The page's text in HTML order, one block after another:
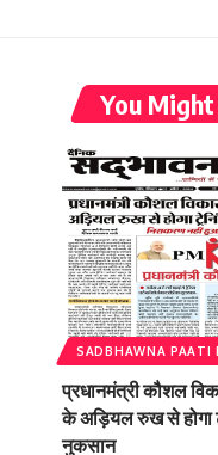
You
SADBHAWNA PAATI
प्रधानमंत्री कौशल
के अड़ियल रुख से होगा
नुकसान